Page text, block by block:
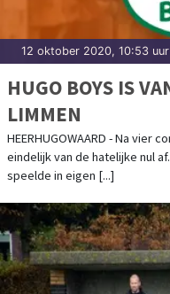
12 oktober 2020, 10:53 uur
HUGO BOYS IS
LIMMEN
HEERHUGOWAARD - Na vier
eindelijk van de hatelijke nul
speelde in eigen [...]